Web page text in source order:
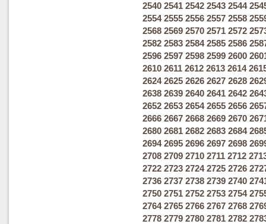
2540 2541 2542 2543 2544
2554 2555 2556 2557 2558
2568 2569 2570 2571 2572
2582 2583 2584 2585 2586
2596 2597 2598 2599 2600
2610 2611 2612 2613 2614
2624 2625 2626 2627 2628
2638 2639 2640 2641 2642
2652 2653 2654 2655 2656
2666 2667 2668 2669 2670
2680 2681 2682 2683 2684
2694 2695 2696 2697 2698
2708 2709 2710 2711 2712
2722 2723 2724 2725 2726
2736 2737 2738 2739 2740
2750 2751 2752 2753 2754
2764 2765 2766 2767 2768
2778 2779 2780 2781 2782